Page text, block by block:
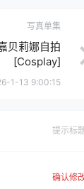
写真单集
贝莉娜自拍
[Cosplay]
1-13 9:00:15
提示标
确认修